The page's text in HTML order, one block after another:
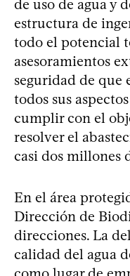
de uso de agua y
estructura de
todo el potencial
asesoramientos
seguridad de que
todos sus
cumplir con el
resolver el
casi dos millones
En el área
Dirección de
direcciones. La
calidad del agua